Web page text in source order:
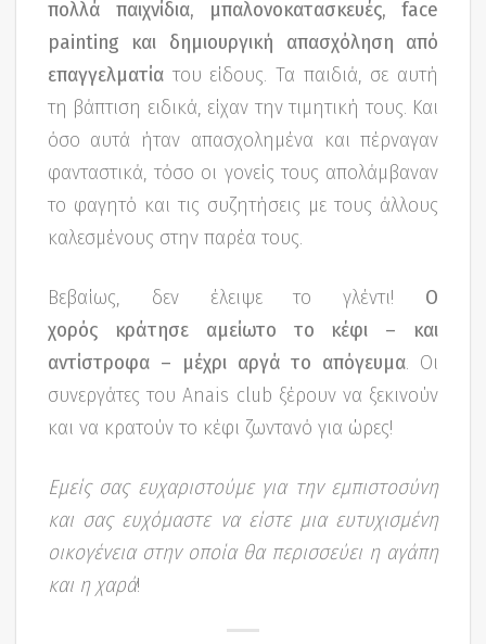
πολλά παιχνίδια, μπαλονοκατασκευές, face
painting και δημιουργική απασχόληση από
επαγγελματίατου είδους. Τα παιδιά, σε αυτή
τη βάπτιση ειδικά, είχαν την τιμητική τους. Και
όσο αυτά ήταν απασχολημένα και πέρναγαν
φανταστικά, τόσο οι γονείς τους απολάμβαναν
το φαγητό και τις συζητήσεις με τους άλλους
καλεσμένους στην παρέα τους.
Βεβαίως, δεν έλειψε το γλέντι! Ο
χορός κράτησε αμείωτο το κέφι – και
αντίστροφα – μέχρι αργά το απόγευμα. Οι
συνεργάτες του Anais club ξέρουν να ξεκινούν
και να κρατούν το κέφι ζωντανό για ώρες!
Εμείς σας ευχαριστούμε για την εμπιστοσύνη
και σας ευχόμαστε να είστε μια ευτυχισμένη
οικογένεια στην οποία θα περισσεύει η αγάπη
και η χαρά!